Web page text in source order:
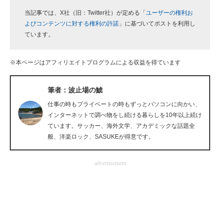
経営リーダーのコミュニティ
ITエンジニア向け専門サイト
IT製品の技術・比較・事例
製造業のIT導入・活用を支援
エレクトロニクス専門サイト
当記事では、X社（旧：Twitter社）が定める「 ユーザーの権利お
よびコンテンツに対する権利の許諾 」に基づいてポストを利用し
ています。
※本ページはアフィリエイトプログラムによる収益を得ています
筆者：波止場の鯱
仕事の時もプライベートの時もずっとパソコンに向かい、
インターネットで調べ物をし続ける暮らしを10年以上続け
ています。サッカー、海外文学、アカデミックな話題全
般、洋楽ロック、SASUKEが得意です。
advertisement